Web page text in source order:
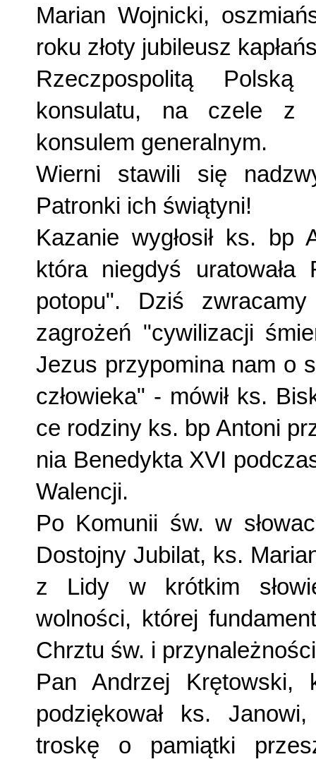
Marian Wojnicki,
roku złoty jubileusz
Rzeczpospolitą Polską
konsulatu, na czele z
konsulem generalnym.
Wierni stawili się
Patronki ich świątyni!
Kazanie wygłosił ks. bp
która niegdyś ura­towała
potopu". Dziś
zagrożeń "cywilizacji
Jezus przypomina nam o
człowieka" - mówił ks.
ce rodziny ks. bp An­toni
nia Benedykta XVI
Walencji.
Po Komunii św. w
Dostojny Jubilat, ks.
z Lidy w krótkim
wolności, której
Chrztu św. i
Pan Andrzej Krętowski,
podziękował ks.
troskę o pamiątki